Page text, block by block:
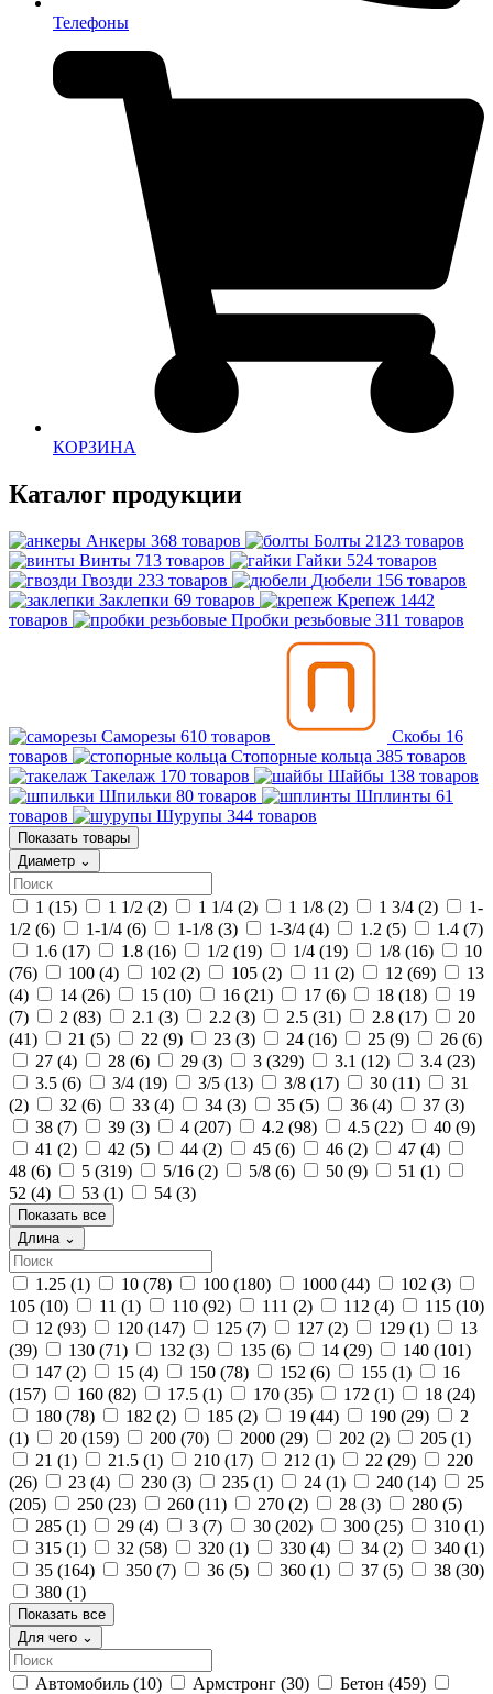
Телефоны
КОРЗИНА
Каталог продукции
Анкеры 368 товаров Болты 2123 товаров
Винты 713 товаров Гайки 524 товаров
Гвозди 233 товаров Дюбели 156 товаров
Заклепки 69 товаров Крепеж 1442
товаров
Пробки резьбовые 311 товаров
Саморезы 610 товаров Скобы 16
товаров
Стопорные кольца 385 товаров
Такелаж 170 товаров Шайбы 138 товаров
Шпильки 80 товаров Шплинты 61
товаров
Шурупы 344 товаров
Показать товары
Диаметр ⌄
1 (15) 1 1/2 (2) 1 1/4 (2) 1 1/8 (2) 1 3/4 (2)
1-
1/2 (6) 1-1/4 (6) 1-1/8 (3) 1-3/4 (4) 1.2 (5) 1.4 (7)
1.6 (17) 1.8 (16) 1/2 (19) 1/4 (19) 1/8 (16)
10
(76)
100 (4) 102 (2) 105 (2) 11 (2) 12 (69)
13
(4)
14 (26) 15 (10) 16 (21) 17 (6) 18 (18)
19
(7)
2 (83) 2.1 (3) 2.2 (3) 2.5 (31) 2.8 (17)
20
(41)
21 (5) 22 (9) 23 (3) 24 (16) 25 (9) 26 (6)
27 (4) 28 (6) 29 (3) 3 (329) 3.1 (12) 3.4 (23)
3.5 (6) 3/4 (19) 3/5 (13) 3/8 (17) 30 (11)
31
(2)
32 (6) 33 (4) 34 (3) 35 (5) 36 (4) 37 (3)
38 (7) 39 (3) 4 (207) 4.2 (98) 4.5 (22) 40 (9)
41 (2) 42 (5) 44 (2) 45 (6) 46 (2) 47 (4)
48 (6) 5 (319) 5/16 (2) 5/8 (6) 50 (9) 51 (1)
52 (4) 53 (1) 54 (3)
Показать все
Длина ⌄
1.25 (1) 10 (78) 100 (180) 1000 (44) 102 (3)
105 (10) 11 (1) 110 (92) 111 (2) 112 (4) 115 (10)
12 (93) 120 (147) 125 (7) 127 (2) 129 (1)
13
(39)
130 (71) 132 (3) 135 (6) 14 (29) 140 (101)
147 (2) 15 (4) 150 (78) 152 (6) 155 (1)
16
(157)
160 (82) 17.5 (1) 170 (35) 172 (1) 18 (24)
180 (78) 182 (2) 185 (2) 19 (44) 190 (29)
2
(1)
20 (159) 200 (70) 2000 (29) 202 (2) 205 (1)
21 (1) 21.5 (1) 210 (17) 212 (1) 22 (29)
220
(26)
23 (4) 230 (3) 235 (1) 24 (1) 240 (14)
25
(205)
250 (23) 260 (11) 270 (2) 28 (3) 280 (5)
285 (1) 29 (4) 3 (7) 30 (202) 300 (25) 310 (1)
315 (1) 32 (58) 320 (1) 330 (4) 34 (2) 340 (1)
35 (164) 350 (7) 36 (5) 360 (1) 37 (5) 38 (30)
380 (1)
Показать все
Для чего ⌄
Автомобиль (10) Армстронг (30) Бетон (459)